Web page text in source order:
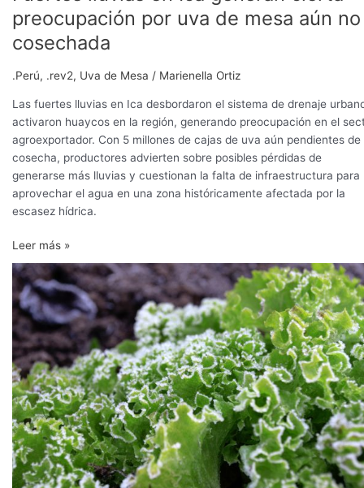
preocupación por uva de mesa aún no
cosechada
.Perú, .rev2, Uva de Mesa / Marienella Ortiz
Las fuertes lluvias en Ica desbordaron el sistema de drenaje
activaron huaycos en la región, generando preocupación en el
agroexportador. Con 5 millones de cajas de uva aún pendientes de
cosecha, productores advierten sobre posibles pérdidas de
generarse más lluvias y cuestionan la falta de infraestructura para
aprovechar el agua en una zona históricamente afectada por la
escasez hídrica.
Leer más »
Lluvias
y
heladas
provocan
alza
en
el
precio
de
la
lechuga